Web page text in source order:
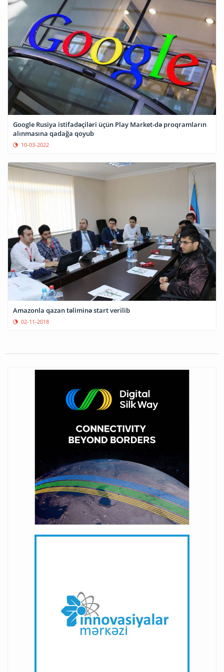
Google Rusiya istifadəçiləri üçün Play Market-də proqramların
alınmasına qadağa qoyub
10-03-2022
Amazonla qazan təliminə start verilib
02-11-2018